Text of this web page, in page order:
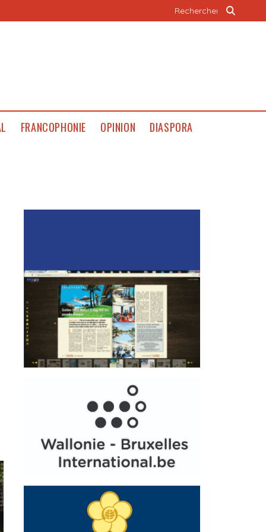
FRANCOPHONIE OPINION DIASPORA